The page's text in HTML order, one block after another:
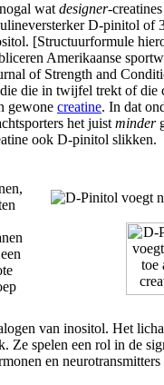
wat designer-
D-pinitol of
[Structuurformule
Amerikaanse
of Strength and
die in twijfel trekt of die
gewone creatine. In dat
het juist minder
ook D-pinitol slikken.
van inositol. Het
Ze spelen een rol in de
en